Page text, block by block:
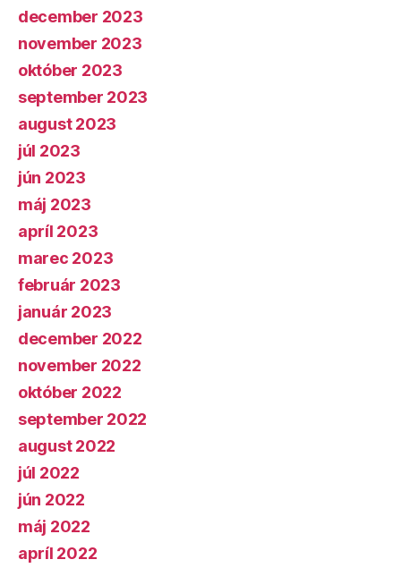
december 2023
november 2023
október 2023
september 2023
august 2023
júl 2023
jún 2023
máj 2023
apríl 2023
marec 2023
február 2023
január 2023
december 2022
november 2022
október 2022
september 2022
august 2022
júl 2022
jún 2022
máj 2022
apríl 2022